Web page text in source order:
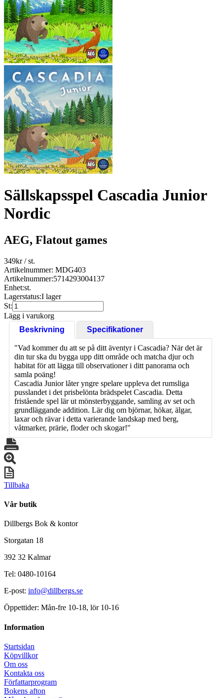
Sällskapsspel Cascadia Junior
Nordic
AEG, Flatout games
349kr/ st.
Artikelnummer: MDG403
Artikelnummer:5714293004137
Enhet:st.
Lagerstatus:I lager
St:
Lägg i varukorg
Beskrivning
Specifikationer
"Vad kommer du att se på ditt äventyr i Cascadia? När det är
din tur ska du bygga upp ditt område och matcha djur och
habitat för att lägga till observationer i ditt panorama och
samla poäng!
Cascadia Junior låter yngre spelare uppleva det rumsliga
pusslandet i det prisbelönta brädspelet Cascadia. Detta
fristående spel lär ut mönsterbyggande, samling av set och
grundläggande addition. Lär dig om björnar, hökar, älgar,
laxar och rävar i detta varierande landskap med berg,
våtmarker, prärie, floder och skogar!"
Tillbaka
Vår butik
Dillbergs Bok & kontor
Storgatan 18
392 32 Kalmar
Tel: 0480-10164
E-post: info@dillbergs.se
Öppettider: Mån-fre 10-18, lör 10-16
Information
Startsidan
Köpvillkor
Om oss
Kontakta oss
Författarprogram
Bokens afton